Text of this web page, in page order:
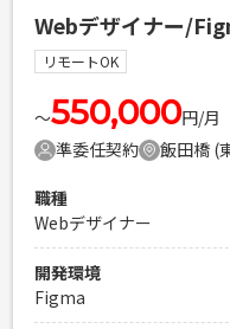
必須スキル
・UX調査、企画経験が3
プの作成経験 ・Web、ア
作成経
PHPを用いたWebサー
Laravelを用いた開発経
エンジニア複数人のチ
Webデザイナー/
リモートOK
〜550,000円/月
準委任契約
飯田橋 (
職種
Webデザイナー
開発環境
Figma